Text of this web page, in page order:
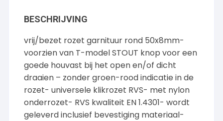
BESCHRIJVING
vrij/bezet rozet garnituur rond 50x8mm-
voorzien van T-model STOUT knop voor een
goede houvast bij het open en/of dicht
draaien – zonder groen-rood indicatie in de
rozet- universele klikrozet RVS- met nylon
onderrozet- RVS kwaliteit EN 1.4301- wordt
geleverd inclusief bevestiging materiaal-